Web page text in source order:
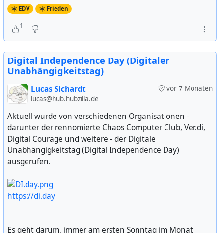
EDV Frieden
1
Digital Independence Day (Digitaler
Unabhängigkeitstag)
vor 7 Monaten
Lucas Sichardt
lucas@hub.hubzilla.de
Aktuell wurde von verschiedenen Organisationen -
darunter der rennomierte Chaos Computer Club, Ver.di,
Digital Courage und weitere - der Digitale
Unabhängigkeitstag (Digital Independence Day)
ausgerufen.
https://di.day
Es geht darum, immer am ersten Sonntag im Monat